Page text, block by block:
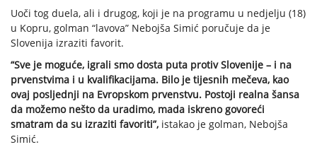
Uoči tog duela, ali i drugog, koji je na programu u nedjelju (18)
u Kopru, golman “lavova” Nebojša Simić poručuje da je
Slovenija izraziti favorit.
“Sve je moguće, igrali smo dosta puta protiv Slovenije – i na
prvenstvima i u kvalifikacijama. Bilo je tijesnih mečeva, kao
ovaj posljednji na Evropskom prvenstvu. Postoji realna šansa
da možemo nešto da uradimo, mada iskreno govoreći
smatram da su izraziti favoriti”, istakao je golman, Nebojša
Simić.